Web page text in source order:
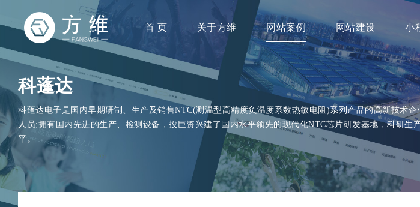
首 页 关于方维 网站案例 网站建设 小
科蓬达
科蓬达电子是国内早期研制、生产及销售NTC(测温型高精度负温度系数热敏电阻)系列产品的高新技术
人员;拥有国内先进的生产、检测设备，投巨资兴建了国内水平领先的现代化NTC芯片研发基地，科研生
平。